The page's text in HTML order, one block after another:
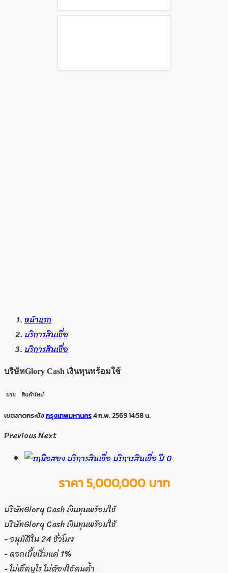
หน้าแรก
บริการสินเชื่อ
บริการสินเชื่อ
บริษัทGlory Cash เงินทุนพร้อมใช้
ขาย สินค้าใหม่
เขตลาดกระบังกรุงเทพมหานคร4 ก.พ. 2569 14:58 น.
PreviousNext
ราคา 5,000,000 บาท
บริษัทGlory Cash เงินทุนพร้อมใช้
บริษัทGlory Cash เงินทุนพร้อมใช้
- อนุมัติใน 24 ชั่วโมง
- ดอกเบี้ยเริ่มแค่ 1%
- ไม่เช็คบูโร ไม่ต้องใช้คนค้ำ